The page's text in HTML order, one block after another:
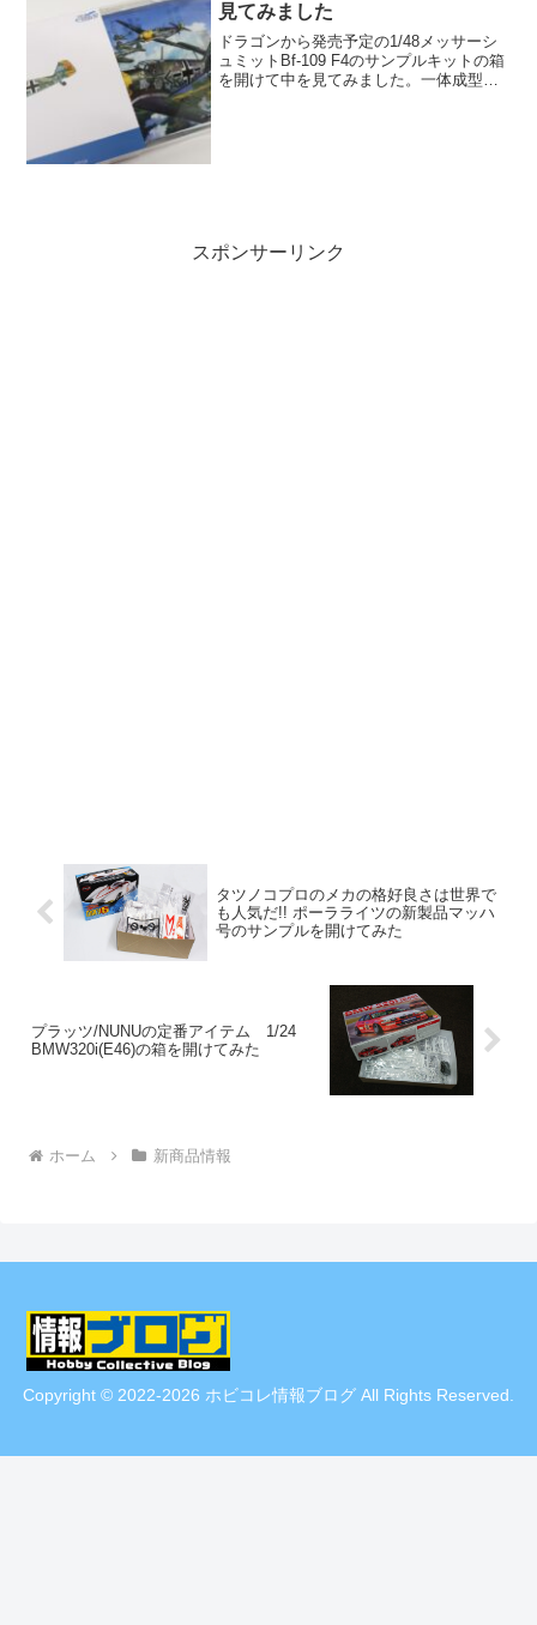
見てみました
ドラゴンから発売予定の1/48メッサーシ
ュミットBf-109 F4のサンプルキットの箱
を開けて中を見てみました。一体成型の
スポンサーリンク
タツノコプロのメカの格好良さは世界で
も人気だ!! ポーラライツの新製品マッハ
号のサンプルを開けてみた
プラッツ/NUNUの定番アイテム 1/24
BMW320i(E46)の箱を開けてみた
ホーム 新商品情報
Copyright © 2022-2026 ホビコレ情報ブログ All Rights Reserved.